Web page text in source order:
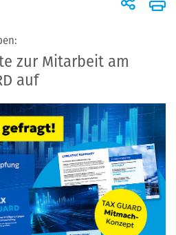
zur Mitarbeit am
auf